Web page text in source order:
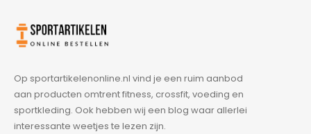
Op sportartikelenonline.nl vind je een ruim aanbod
aan producten omtrent fitness, crossfit, voeding en
sportkleding. Ook hebben wij een blog waar allerlei
interessante weetjes te lezen zijn.